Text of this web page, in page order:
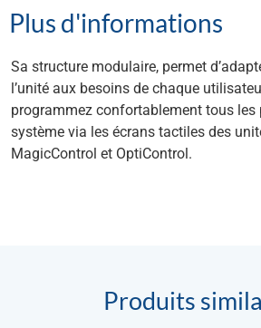
Plus d'informations
Sa structure modulaire, permet
l’unité aux besoins de chaque
programmez confortablement tous les
système via les écrans tactiles des
MagicControl et OptiControl.
Produits